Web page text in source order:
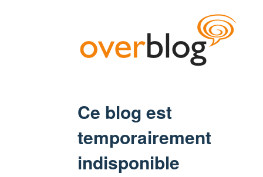
Ce blog est
temporairement
indisponible